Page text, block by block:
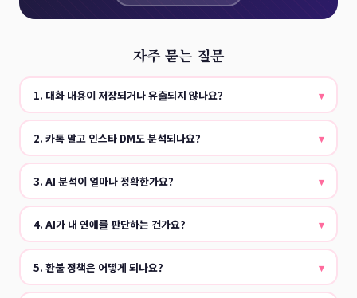
자주 묻는 질문
1. 대화 내용이 저장되거나 유출되지 않나요? ▾
2. 카톡 말고 인스타 DM도 분석되나요? ▾
3. AI 분석이 얼마나 정확한가요? ▾
4. AI가 내 연애를 판단하는 건가요? ▾
5. 환불 정책은 어떻게 되나요? ▾